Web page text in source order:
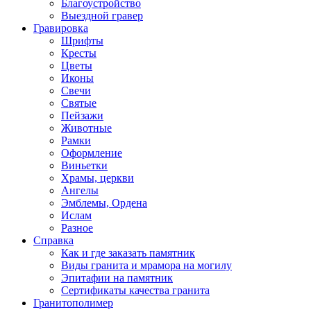
Благоустройство
Выездной гравер
Гравировка
Шрифты
Кресты
Цветы
Иконы
Свечи
Святые
Пейзажи
Животные
Рамки
Оформление
Виньетки
Храмы, церкви
Ангелы
Эмблемы, Ордена
Ислам
Разное
Справка
Как и где заказать памятник
Виды гранита и мрамора на могилу
Эпитафии на памятник
Сертификаты качества гранита
Гранитополимер